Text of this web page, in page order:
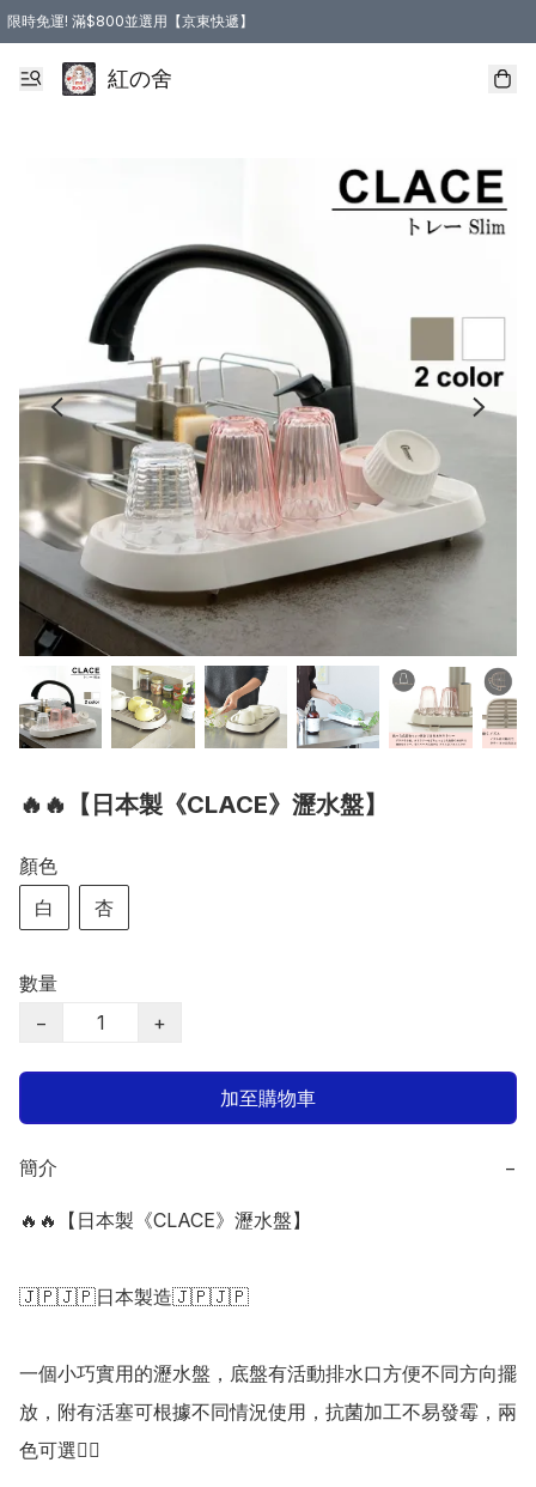
限時免運! 滿$800並選用【京東快遞】
紅の舍
🔥🔥【日本製《CLACE》瀝水盤】
顏色
白
杏
數量
−
+
加至購物車
簡介 −
🔥🔥【日本製《CLACE》瀝水盤】
🇯🇵🇯🇵日本製造🇯🇵🇯🇵
一個小巧實用的瀝水盤，底盤有活動排水口方便不同方向擺
放，附有活塞可根據不同情況使用，抗菌加工不易發霉，兩
色可選👍🏻